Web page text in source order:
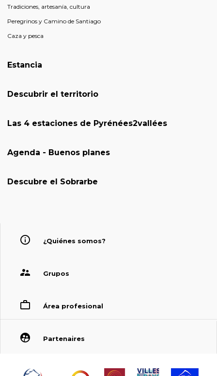
Tradiciones, artesanía, cultura
Peregrinos y Camino de Santiago
Caza y pesca
Estancia
Descubrir el territorio
Las 4 estaciones de Pyrénées2vallées
Agenda - Buenos planes
Descubre el Sobrarbe
¿Quiénes somos?
Grupos
Área profesional
Partenaires